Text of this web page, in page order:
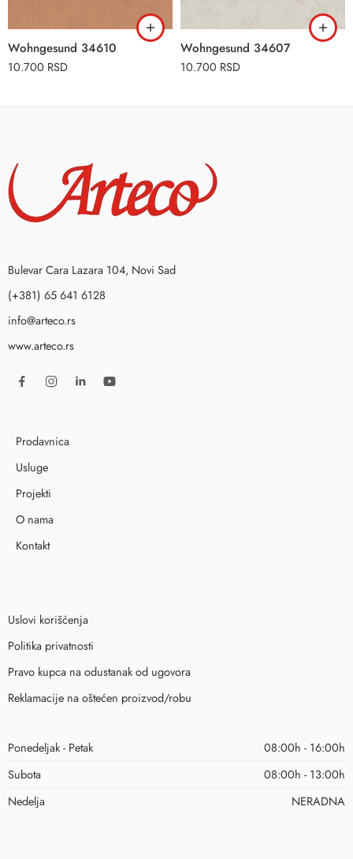
Wohngesund 34610
10.700 RSD
Wohngesund 34607
10.700 RSD
Bulevar Cara Lazara 104, Novi Sad
(+381) 65 641 6128
info@arteco.rs
www.arteco.rs
Prodavnica
Usluge
Projekti
O nama
Kontakt
Uslovi korišćenja
Politika privatnosti
Pravo kupca na odustanak od ugovora
Reklamacije na oštećen proizvod/robu
Ponedeljak - Petak
08:00h - 16:00h
Subota
08:00h - 13:00h
Nedelja
NERADNA